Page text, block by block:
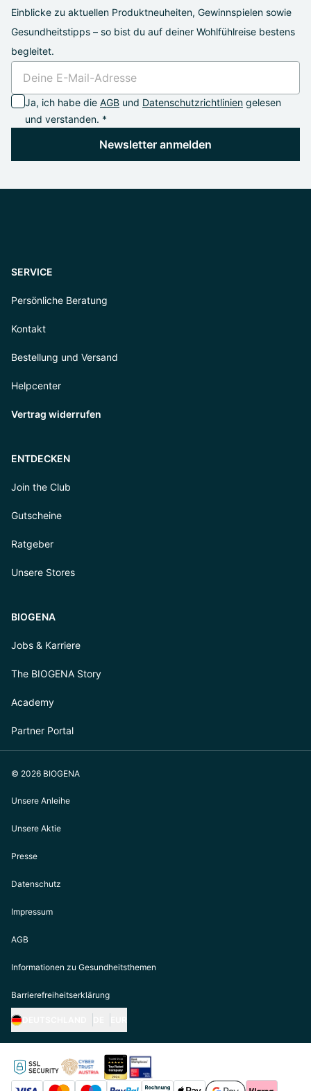
Einblicke zu aktuellen Produktneuheiten, Gewinnspielen sowie
Gesundheitstipps – so bist du auf deiner Wohlfühlreise bestens
begleitet.
Ja, ich habe die AGB und Datenschutzrichtlinien gelesen
und verstanden. *
Newsletter anmelden
SERVICE
Persönliche Beratung
Kontakt
Bestellung und Versand
Helpcenter
Vertrag widerrufen
ENTDECKEN
Join the Club
Gutscheine
Ratgeber
Unsere Stores
BIOGENA
Jobs & Karriere
The BIOGENA Story
Academy
Partner Portal
© 2026 BIOGENA
Unsere Anleihe
Unsere Aktie
Presse
Datenschutz
Impressum
AGB
Informationen zu Gesundheitsthemen
Barrierefreiheitserklärung
https://biogena.com/de-at
https://biogena.com/de-de
https://biogena.com/de-ch